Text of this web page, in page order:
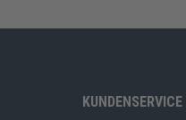
KUNDENSERVICE